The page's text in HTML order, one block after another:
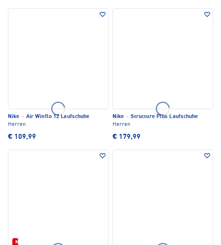
Nike · Air Winflo 12 Laufschuhe
Herren
€ 109,99
Nike · Structure Plus Laufschuhe
Herren
€ 179,99
Neu